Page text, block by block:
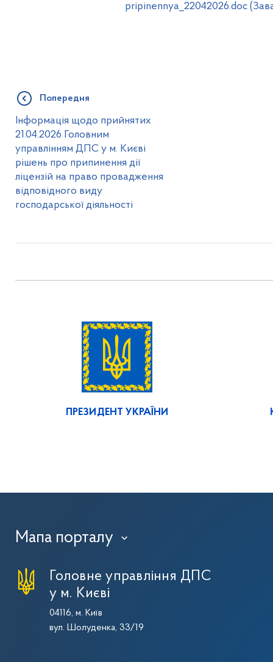
pripinennya_22042026.doc
Попередня
Інформація щодо прийнятих
21.04.2026 Головним
управлінням ДПС у м. Києві
рішень про припинення дії
ліцензій на право провадження
відповідного виду
господарської діяльності
ПРЕЗИДЕНТ УКРАЇНИ
Мапа порталу ›
Головне управління ДПС
у м. Києві
04116, м. Київ
вул. Шолуденка, 33/19